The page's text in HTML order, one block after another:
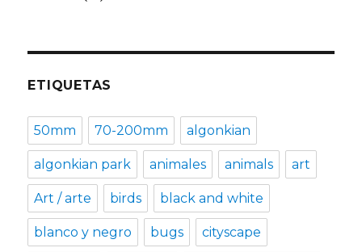
ETIQUETAS
50mm 70-200mm algonkian
algonkian park animales animals art
Art / arte birds black and white
blanco y negro bugs cityscape